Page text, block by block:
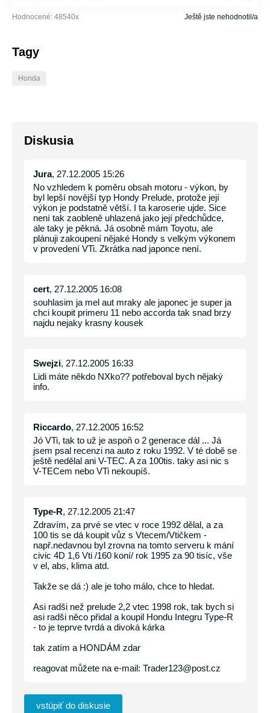
Hodnocené: 48540x Ještě jste nehodnotil/a
Tagy
Honda
Diskusia
Jura, 27.12.2005 15:26
No vzhledem k poměru obsah motoru - výkon, by
byl lepší novější typ Hondy Prelude, protože její
výkon je podstatně větší. I ta karoserie ujde. Sice
není tak zaobleně uhlazená jako její předchůdce,
ale taky je pěkná. Já osobně mám Toyotu, ale
plánuji zakoupení nějaké Hondy s velkým výkonem
v provedení VTi. Zkrátka nad japonce není.
cert, 27.12.2005 16:08
souhlasim ja mel aut mraky ale japonec je super ja
chci koupit primeru 11 nebo accorda tak snad brzy
najdu nejaky krasny kousek
Swejzi, 27.12.2005 16:33
Lidi máte někdo NXko?? potřeboval bych nějaký
info.
Riccardo, 27.12.2005 16:52
Jó VTi, tak to už je aspoň o 2 generace dál ... Já
jsem psal recenzi na auto z roku 1992. V té době se
ještě nedělal ani V-TEC. A za 100tis. taky asi nic s
V-TECem nebo VTi nekoupíš.
Type-R, 27.12.2005 21:47
Zdravím, za prvé se vtec v roce 1992 dělal, a za
100 tis se dá koupit vůz s Vtecem/Vtičkem -
např.nedavnou byl zrovna na tomto serveru k mání
civic 4D 1,6 Vti /160 koní/ rok 1995 za 90 tisíc, vše
v el, abs, klima atd.
Takže se dá :) ale je toho málo, chce to hledat.
Asi radši než prelude 2,2 vtec 1998 rok, tak bych si
asi radši něco přidal a koupil Hondu Integru Type-R
- to je teprve tvrdá a divoká kárka
tak zatím a HONDÁM zdar
reagovat můžete na e-mail: Trader123@post.cz
vstúpiť do diskusie